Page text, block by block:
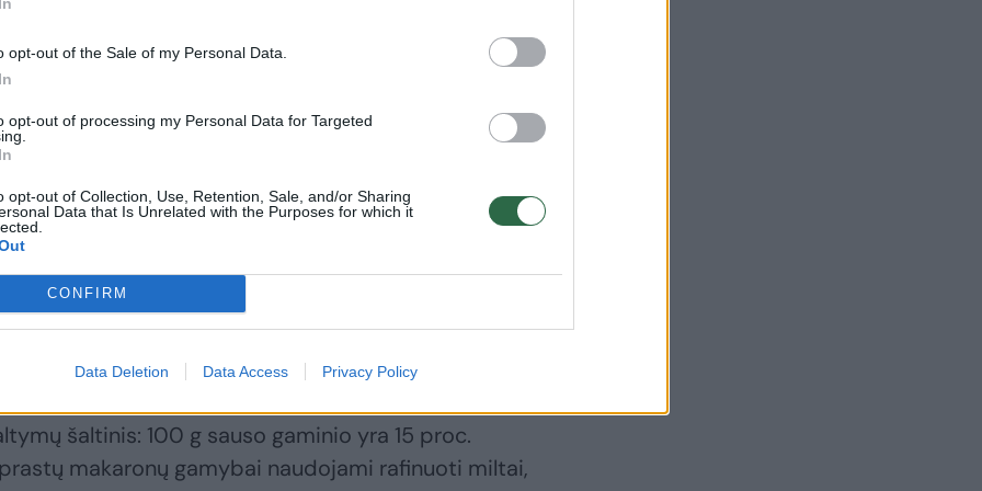
opt-out of the Sale of my Personal Data.
opt-out of processing my Personal Data for Targeted
opt-out of Collection, Use, Retention, Sale, and/or Sharing
Data that Is Unrelated with the Purposes for which it
CONFIRM
Data Deletion Data Access Privacy Policy
Išmokite gaminti
pavergusį makaronų
patiekalą – dėl jo
pritrūkę fetos
S. Vaitulionio
skonių bomba:
perdirbėjų bendrovės „Dobele“ pardavimų
„Kietagrūdžiuose makaronuose yra
– kalio, geležies, fosforo, kalcio. Svarbiausia –
šaltinis: 100 g sauso gaminio yra 15 proc.
makaronų gamybai naudojami rafinuoti miltai,